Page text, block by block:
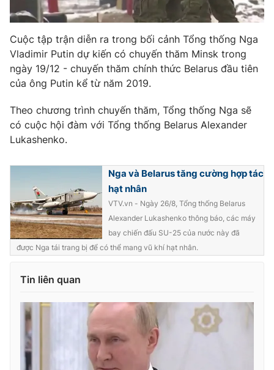
Thị trường
Tư vấn
Lịch phát sóng
Chuyên mục khác
Emagazine Podcast
Photo Infographic
VTV Money VTV Thể thao
VTV Sức khoẻ Bất động sản
Thị trường 24h Tấm lòng Việt
VTV9 VTV8
Liên hệ tòa soạn English
Cuộc tập trận diễn ra trong bối cảnh Tổng thống Nga
Vladimir Putin dự kiến có chuyến thăm Minsk trong
ngày 19/12 - chuyến thăm chính thức Belarus đầu tiên
của ông Putin kể từ năm 2019.
Theo chương trình chuyến thăm, Tổng thống Nga sẽ
có cuộc hội đàm với Tổng thống Belarus Alexander
Lukashenko.
Nga và Belarus tăng cường hợp tác
hạt nhân
VTV.vn - Ngày 26/8, Tổng thống Belarus
Alexander Lukashenko thông báo, các máy
bay chiến đấu SU-25 của nước này đã
được Nga tái trang bị để có thể mang vũ khí hạt nhân.
Tin liên quan